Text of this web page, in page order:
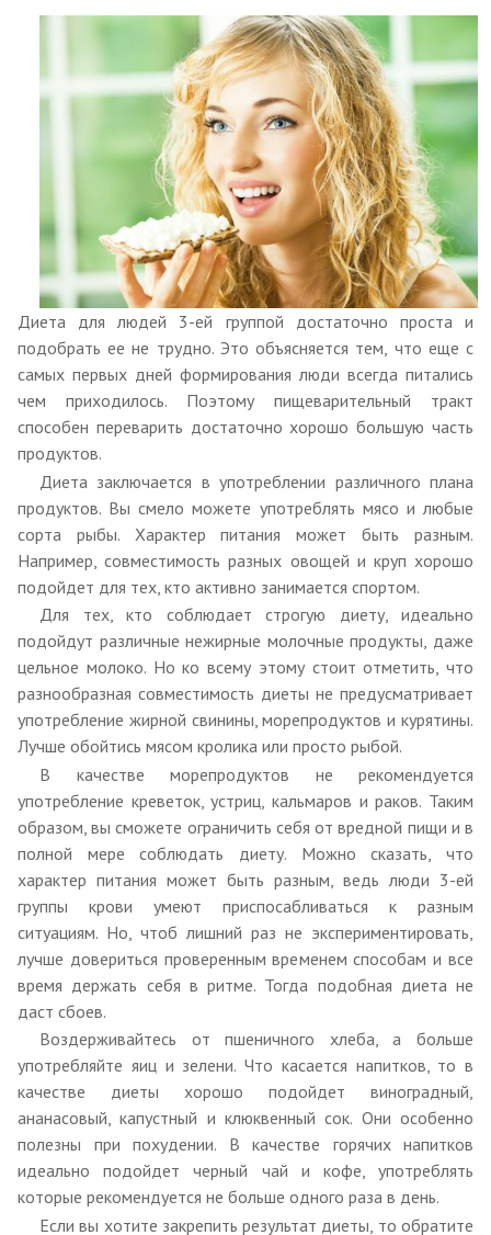
Диета для людей 3-ей группой достаточно проста и
подобрать ее не трудно. Это объясняется тем, что еще с
самых первых дней формирования люди всегда питались
чем приходилось. Поэтому пищеварительный тракт
способен переварить достаточно хорошо большую часть
продуктов.
Диета заключается в употреблении различного плана
продуктов. Вы смело можете употреблять мясо и любые
сорта рыбы. Характер питания может быть разным.
Например, совместимость разных овощей и круп хорошо
подойдет для тех, кто активно занимается спортом.
Для тех, кто соблюдает строгую диету, идеально
подойдут различные нежирные молочные продукты, даже
цельное молоко. Но ко всему этому стоит отметить, что
разнообразная совместимость диеты не предусматривает
употребление жирной свинины, морепродуктов и курятины.
Лучше обойтись мясом кролика или просто рыбой.
В качестве морепродуктов не рекомендуется
употребление креветок, устриц, кальмаров и раков. Таким
образом, вы сможете ограничить себя от вредной пищи и в
полной мере соблюдать диету. Можно сказать, что
характер питания может быть разным, ведь люди 3-ей
группы крови умеют приспосабливаться к разным
ситуациям. Но, чтоб лишний раз не экспериментировать,
лучше довериться проверенным временем способам и все
время держать себя в ритме. Тогда подобная диета не
даст сбоев.
Воздерживайтесь от пшеничного хлеба, а больше
употребляйте яиц и зелени. Что касается напитков, то в
качестве диеты хорошо подойдет виноградный,
ананасовый, капустный и клюквенный сок. Они особенно
полезны при похудении. В качестве горячих напитков
идеально подойдет черный чай и кофе, употреблять
которые рекомендуется не больше одного раза в день.
Если вы хотите закрепить результат диеты, то обратите